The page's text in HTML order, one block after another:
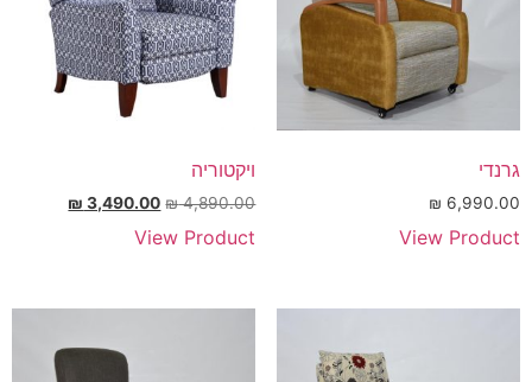
גרנדי
₪ 6,990.00
View Product
ויקטוריה
₪4,890.00
₪ 3,490.00
View Product